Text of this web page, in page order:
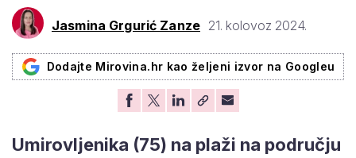
Jasmina Grgurić Zanze 21. kolovoz 2024.
Dodajte Mirovina.hr kao željeni izvor na Googleu
Umirovljenika (75) na plaži na području